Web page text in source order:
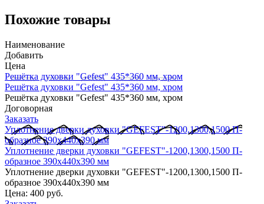
Похожие товары
Наименование
Добавить
Цена
Решётка духовки "Gefest" 435*360 мм, хром
Решётка духовки "Gefest" 435*360 мм, хром
Решётка духовки "Gefest" 435*360 мм, хром
Договорная
Заказать
Уплотнение дверки духовки "GEFEST"-1200,1300,1500 П-
образное 390х440х390 мм
Уплотнение дверки духовки "GEFEST"-1200,1300,1500 П-
образное 390х440х390 мм
Уплотнение дверки духовки "GEFEST"-1200,1300,1500 П-
образное 390х440х390 мм
Цена: 400 руб.